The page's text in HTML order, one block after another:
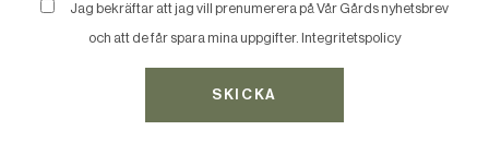
Jag bekräftar att jag vill prenumerera på Vår Gårds nyhetsbrev
och att de får spara mina uppgifter. Integritetspolicy
SKICKA